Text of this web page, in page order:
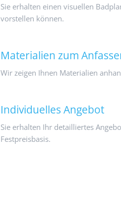
Sie erhalten einen visuellen
vorstellen können.
Materialien zum
Wir zeigen Ihnen Materialien
Individuelles Angebot
Sie erhalten Ihr detailliertes
Festpreisbasis.